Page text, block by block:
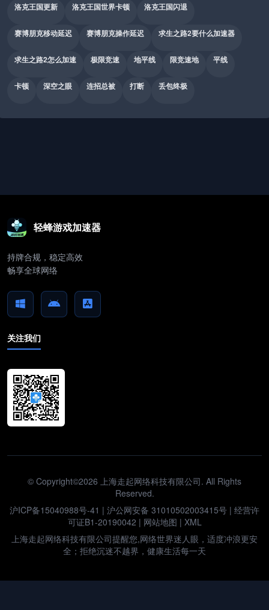
洛克王国更新 洛克王国世界卡顿 洛克王国闪退
赛博朋克移动延迟 赛博朋克操作延迟 求生之路2要什么加速器
求生之路2怎么加速 极限竞速 地平线 限竞速地 平线
卡顿 深空之眼 连招总被 打断 丢包终极
轻蜂游戏加速器
持牌合规，稳定高效
畅享全球网络
关注我们
© Copyright©2026 上海走起网络科技有限公司. All Rights
Reserved.
沪ICP备15040988号-41 | 沪公网安备 31010502003415号 | 经营许
可证B1-20190042 | 网站地图 | XML
上海走起网络科技有限公司提醒您,网络世界迷人眼，适度冲浪更安
全；拒绝沉迷不越界，健康生活每一天